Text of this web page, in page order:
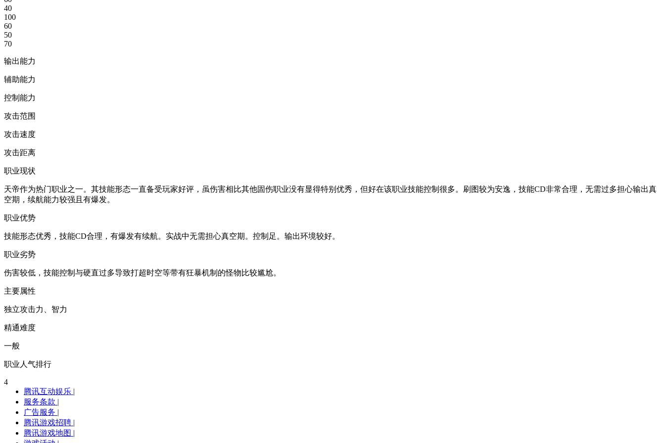
40
100
60
50
70
输出能力
辅助能力
控制能力
攻击范围
攻击速度
攻击距离
职业现状
天帝作为热门职业之一。其技能形态一直备受玩家好评，虽伤害相比其他固伤职业没有显得特别优秀，但好在该职业技能控制很多。刷图较为安逸，技能CD非常合理，无需过多担心输出真
空期，续航能力较强且有爆发。
职业优势
技能形态优秀，技能CD合理，有爆发有续航。实战中无需担心真空期。控制足。输出环境较好。
职业劣势
伤害较低，技能控制与硬直过多导致打超时空等带有狂暴机制的怪物比较尴尬。
主要属性
独立攻击力、智力
精通难度
一般
职业人气排行
4
腾讯互动娱乐 |
服务条款 |
广告服务 |
腾讯游戏招聘 |
腾讯游戏地图 |